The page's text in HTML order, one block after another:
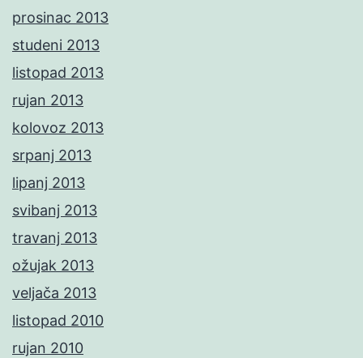
prosinac 2013
studeni 2013
listopad 2013
rujan 2013
kolovoz 2013
srpanj 2013
lipanj 2013
svibanj 2013
travanj 2013
ožujak 2013
veljača 2013
listopad 2010
rujan 2010